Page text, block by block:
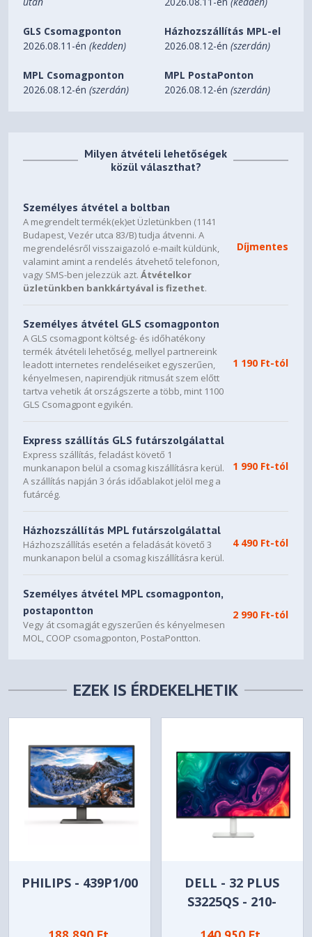
178º(R/L), 178º(U/D)
400 cd/m²
Ívelt
1000R
Képfrissítési sebesség (max.) [Hz]
165 Hz
Fényerő (min.) [cd/m²]
320 cd/m²
Kontrasztarány (min.)
3000:1
Képernyőméret [cm]
92.7 cm
CSATLAKOZTATHATÓSÁG
D-Sub
Nem
DVI-D
Nem
HDMI
Igen (2 db)
DP verzió
1.4
Thunderbolt
Igen (1 db)
GLS Csomagponton
2026.08.11-én(kedden)
Házhozszállítás MPL-el
2026.08.12-én(szerdán)
MPL Csomagponton
2026.08.12-én(szerdán)
MPL PostaPonton
2026.08.12-én(szerdán)
Milyen átvételi lehetőségek
közül választhat?
Személyes átvétel a boltban
A megrendelt termék(ek)et Üzletünkben (1141
Budapest, Vezér utca 83/B) tudja átvenni. A
megrendelésről visszaigazoló e-mailt küldünk,
valamint amint a rendelés átvehető telefonon,
vagy SMS-ben jelezzük azt.Átvételkor
üzletünkben bankkártyával is fizethet.
Díjmentes
Személyes átvétel GLS csomagponton
A GLS csomagpont költség- és időhatékony
termék átvételi lehetőség, mellyel partnereink
leadott internetes rendeléseiket egyszerűen,
kényelmesen, napirendjük ritmusát szem előtt
tartva vehetik át országszerte a több, mint 1100
GLS Csomagpont egyikén.
1 190 Ft-tól
Express szállítás GLS futárszolgálattal
Express szállítás, feladást követő 1
munkanapon belül a csomag kiszállításra kerül.
A szállítás napján 3 órás időablakot jelöl meg a
futárcég.
1 990 Ft-tól
Házhozszállítás MPL futárszolgálattal
Házhozszállítás esetén a feladását követő 3
munkanapon belül a csomag kiszállításra kerül.
4 490 Ft-tól
Személyes átvétel MPL csomagponton,
postapontton
Vegy át csomagját egyszerűen és kényelmesen
MOL, COOP csomagponton, PostaPontton.
2 990 Ft-tól
EZEK IS ÉRDEKELHETIK
PHILIPS - 439P1/00
DELL - 32 PLUS
S3225QS - 210-